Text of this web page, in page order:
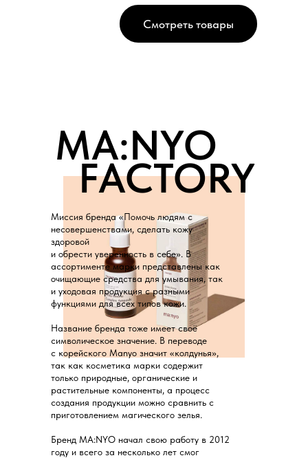
Смотреть товары
Миссия бренда «Помочь людям с
несовершенствами, сделать кожу
здоровой
и обрести уверенность в себе». В
ассортименте марки представлены как
очищающие средства для умывания, так
и уходовая продукция с разными
функциями для всех типов кожи.
Название бренда тоже имеет своё
символическое значение. В переводе
с корейского Manyo значит «колдунья»,
так как косметика марки содержит
только природные, органические и
растительные компоненты, а процесс
создания продукции можно сравнить с
приготовлением магического зелья.
Бренд MA:NYO начал свою работу в 2012
году и всего за несколько лет смог
MA:NYO
FACTORY